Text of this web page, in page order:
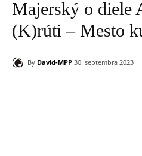
Majerský o diele
(K)rúti – Mesto
By David-MPP 30. septembra 2023